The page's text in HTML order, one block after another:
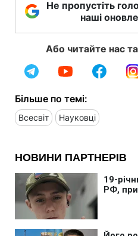
Не пропустіть
наші
Або читайте нас
Більше по темі:
Всесвіт Науковці